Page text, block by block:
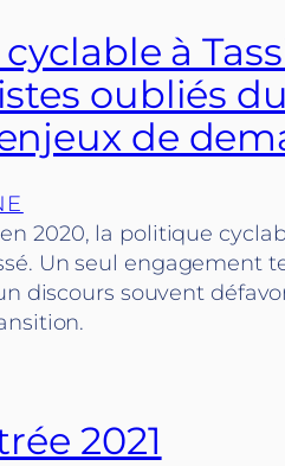
à
oubliés
de
2020, la politique
Un seul engagement
discours souvent
2021